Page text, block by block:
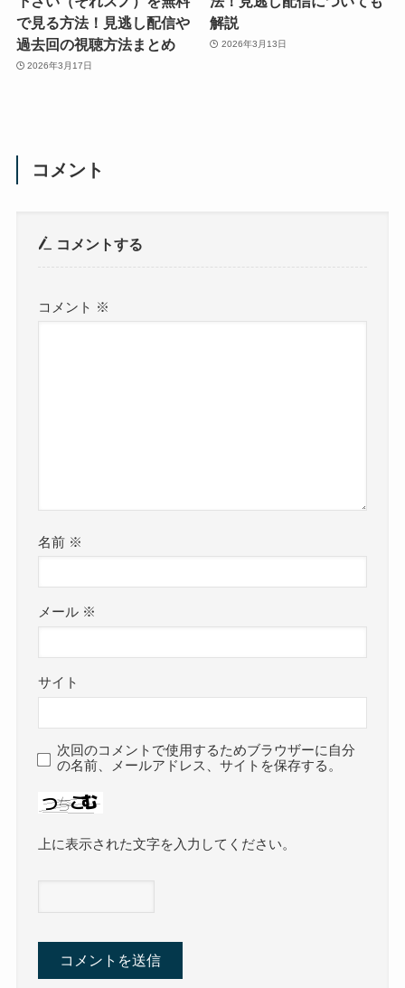
で見る方法！見逃し配信や
過去回の視聴方法まとめ
2026年3月17日
解説
2026年3月13日
コメント
コメントする
コメント ※
名前 ※
メール ※
サイト
次回のコメントで使用するためブラウザーに自分
の名前、メールアドレス、サイトを保存する。
上に表示された文字を入力してください。